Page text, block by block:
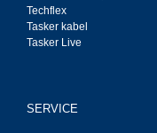
Techflex
Tasker kabel
Tasker Live
SERVICE